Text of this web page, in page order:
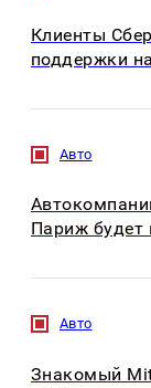
Клиенты
поддержки
Авто
Париж будет
Авто
Знакомый